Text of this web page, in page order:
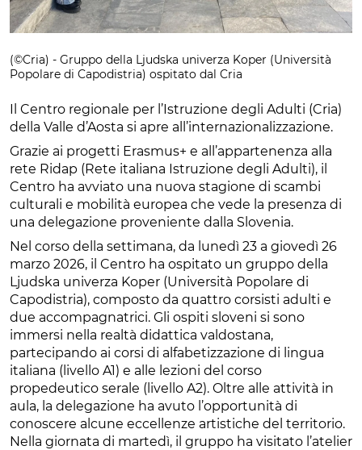
(©Cria) - Gruppo della Ljudska univerza Koper (Università
Popolare di Capodistria) ospitato dal Cria
Il Centro regionale per l’Istruzione degli Adulti (Cria)
della Valle d’Aosta si apre all’internazionalizzazione.
Grazie ai progetti Erasmus+ e all’appartenenza alla
rete Ridap (Rete italiana Istruzione degli Adulti), il
Centro ha avviato una nuova stagione di scambi
culturali e mobilità europea che vede la presenza di
una delegazione proveniente dalla Slovenia.
Nel corso della settimana, da lunedì 23 a giovedì 26
marzo 2026, il Centro ha ospitato un gruppo della
Ljudska univerza Koper (Università Popolare di
Capodistria), composto da quattro corsisti adulti e
due accompagnatrici. Gli ospiti sloveni si sono
immersi nella realtà didattica valdostana,
partecipando ai corsi di alfabetizzazione di lingua
italiana (livello A1) e alle lezioni del corso
propedeutico serale (livello A2). Oltre alle attività in
aula, la delegazione ha avuto l’opportunità di
conoscere alcune eccellenze artistiche del territorio.
Nella giornata di martedì, il gruppo ha visitato l’atelier